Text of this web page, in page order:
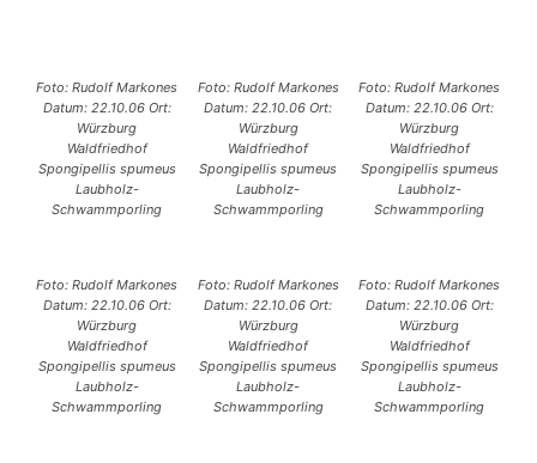
Foto: Rudolf Markones
Datum: 22.10.06 Ort:
Würzburg
Waldfriedhof
Spongipellis spumeus
Laubholz-
Schwammporling
Foto: Rudolf Markones
Datum: 22.10.06 Ort:
Würzburg
Waldfriedhof
Spongipellis spumeus
Laubholz-
Schwammporling
Foto: Rudolf Markones
Datum: 22.10.06 Ort:
Würzburg
Waldfriedhof
Spongipellis spumeus
Laubholz-
Schwammporling
Foto: Rudolf Markones
Datum: 22.10.06 Ort:
Würzburg
Waldfriedhof
Spongipellis spumeus
Laubholz-
Schwammporling
Foto: Rudolf Markones
Datum: 22.10.06 Ort:
Würzburg
Waldfriedhof
Spongipellis spumeus
Laubholz-
Schwammporling
Foto: Rudolf Markones
Datum: 22.10.06 Ort:
Würzburg
Waldfriedhof
Spongipellis spumeus
Laubholz-
Schwammporling